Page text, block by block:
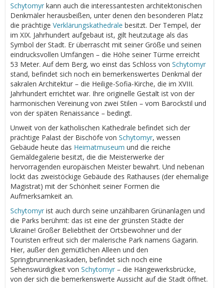
Schytomyr kann auch die interessantesten architektonischen
Denkmäler herausbeißen, unter denen den besonderen Platz
die prächtige Verklärungskathedrale besitzt. Der Tempel, der
im XIX. Jahrhundert aufgebaut ist, gilt heutzutage als das
Symbol der Stadt. Er überrascht mit seiner Größe und seinen
eindrucksvollen Umfängen – die Höhe seiner Türme erreicht
53 Meter. Auf dem Berg, wo einst das Schloss von Schytomyr
stand, befindet sich noch ein bemerkenswertes Denkmal der
sakralen Architektur – die Heilige-Sofia-Kirche, die im XVIII.
Jahrhundert errichtet war. Ihre originelle Gestalt ist von der
harmonischen Vereinung von zwei Stilen – vom Barockstil und
von der späten Renaissance – bedingt.
Unweit von der katholischen Kathedrale befindet sich der
prächtige Palast der Bischöfe von Schytomyr, wessen
Gebäude heute das Heimatmuseum und die reiche
Gemäldegalerie besitzt, die die Meisterwerke der
hervorragenden europäischen Meister bewahrt. Und nebenan
lockt das zweistöckige Gebäude des Rathauses (der ehemalige
Magistrat) mit der Schönheit seiner Formen die
Aufmerksamkeit an.
Schytomyr ist auch durch seine unzählbaren Grünanlagen und
die Parks berühmt: das ist eine der grünsten Städte der
Ukraine! Großer Beliebtheit der Ortsbewohner und der
Touristen erfreut sich der malerische Park namens Gagarin.
Hier, außer den gemütlichen Alleen und den
Springbrunnenkaskaden, befindet sich noch eine
Sehenswürdigkeit von Schytomyr – die Hängewerksbrücke,
von der sich die bemerkenswerte Aussicht auf die Stadt öffnet.